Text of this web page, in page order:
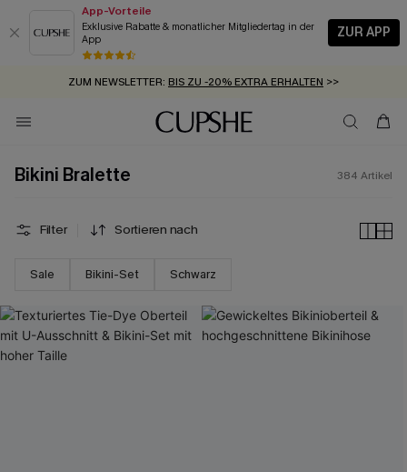
App-Vorteile
Exklusive Rabatte & monatlicher Mitgliedertag in der
App
ZUR APP
GRATIS MASSBAND MIT JEDEM SCHNELLVERSAND-ARTIKEL >>
SUMMER SALE:
ZUM NEWSLETTER: BIS ZU -20% EXTRA ERHALTEN >>
KOSTENLOSER VERSAND AB 89 €
Bikini Bralette 384 Artikel
Filter Sortieren nach
Sale Bikini-Set Schwarz